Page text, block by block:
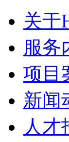
关于
服务
项目
新闻
人才